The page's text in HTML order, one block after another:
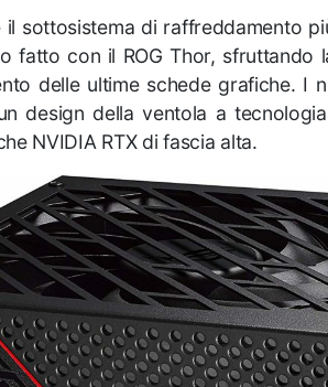
sottosistema di raffreddamento
fatto con il ROG Thor, sfruttando
delle ultime schede grafiche. I
design della ventola a
NVIDIA RTX di fascia alta.